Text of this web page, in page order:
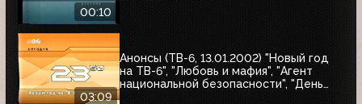
00:10
03:09
Анонсы (ТВ-6, 13.01.2002) "Новый год
на ТВ-6", "Любовь и мафия", "Агент
национальной безопасности", "День